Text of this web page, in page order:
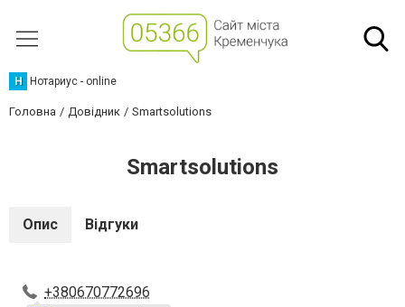
Н Нотариус - online
Головна Довідник Smartsolutions
Smartsolutions
Опис Відгуки
+380670772696